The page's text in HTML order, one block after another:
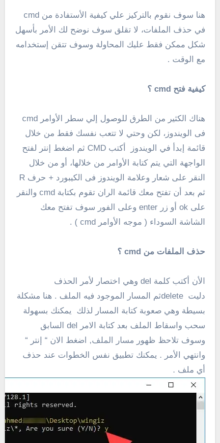
هنا سوف نقوم بالتركيز علي كيفية الأستفادة من cmd
في حذف الملفات، لا تقلق سوف نوضح لك الأمر بأسهل
شكل ممكن فقط عليك المحاولة وسوف تتقن إستخدامه
مع الوقت .
كيفية فتح cmd ؟
هناك الكثير من الطرق للوصول إلي سطر الأوامر cmd
فى الويندوز، لكن وحتي لا تتعب نفسك فقط من خلال
قائمة إبدأ في الويندوز أكتب CMD ثم اضغط إنتر لفتح
الواجهة التي يتم كتابة الأوامر من خلالها، أو من خلال
النقر على شعار وعلامة الويندوز فى الكيبورد + حرف R
ثم بعد أن تفتح معك قائمة الران تقوم بكتابة cmd والنقر
على ok أو زر enter وعلى الفور سوف تفتح معك
الشاشة السوداء ( موجه الأوامر cmd ) .
حذف الملفات من cmd ؟
الأن أكتب كلمة del وهي اختصار لأمر الحذف
دليت deleteثم المسار الموجود فيه الملف . هنا مشكلة
بسيطة وهي صعوبة كتابة المسار لذلك يمكنك بسهولة
سحب واسقاط الملف بعد كتابة الامر del السابق
وسوف تلاحظ ظهور مسار الملف, اضغط الان “ إنتر “
وانتهي الأمر . يمكنك تطبيق نفس الخطوات عند حذف
أي ملف .